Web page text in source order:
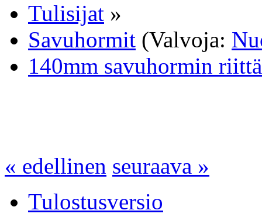
Tulisijat »
Savuhormit (Valvoja:
140mm savuhormin
« edellinen seuraava »
Tulostusversio